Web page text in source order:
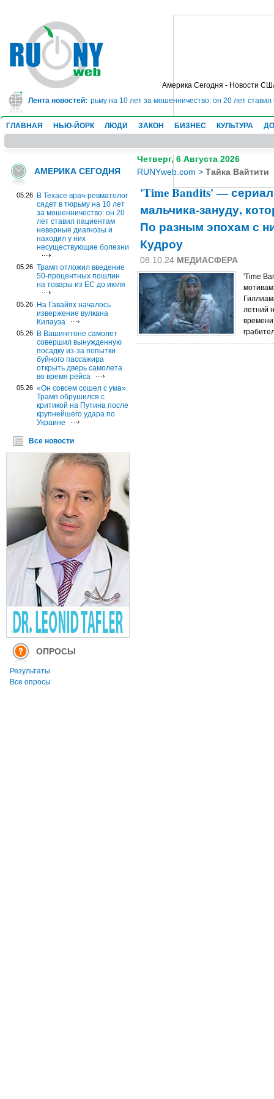
Америка Сегодня - Новости
Лента новостей:
ревматолог сядет в тюрьму на 10 лет за мошенничество: он 20 лет
ГЛАВНАЯ НЬЮ-ЙОРК ЛЮДИ ЗАКОН БИЗНЕС КУЛЬТУРА
АМЕРИКА СЕГОДНЯ
05.26
В Техасе врач-ревматолог
сядет в тюрьму на 10 лет
за мошенничество: он 20
лет ставил пациентам
неверные диагнозы и
находил у них
несуществующие болезни
05.26 Трамп отложил введение
50-процентных пошлин
на товары из ЕС до июля
05.26
На Гавайях началось
извержение вулкана
Килауэа
05.26
В Вашингтоне самолет
совершил вынужденную
посадку из-за попытки
буйного пассажира
открыть дверь самолета
во время рейса
05.26 «Он совсем сошел с ума».
Трамп обрушился с
критикой на Путина после
крупнейшего удара по
Украине
Все новости
ОПРОСЫ
Результаты
Все опросы
Четверг, 6 Августа 2026
RUNYweb.com > Тайка Вайтити
'Time Bandits' —
мальчика-зануду,
По разным эпохам с
Кудроу
08.10.24 МЕДИАСФЕРА
'Time
летний